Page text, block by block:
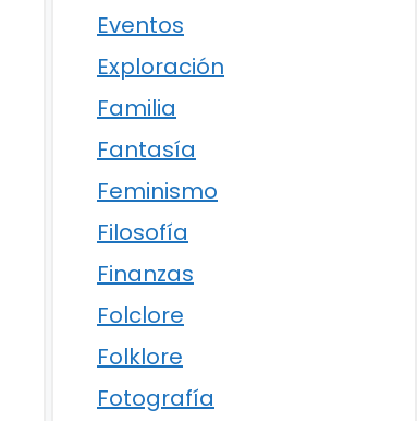
Eventos
Exploración
Familia
Fantasía
Feminismo
Filosofía
Finanzas
Folclore
Folklore
Fotografía